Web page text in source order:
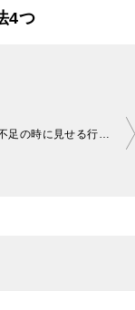
4つ
金魚が酸素不足の時に見せる行動や仕草とは